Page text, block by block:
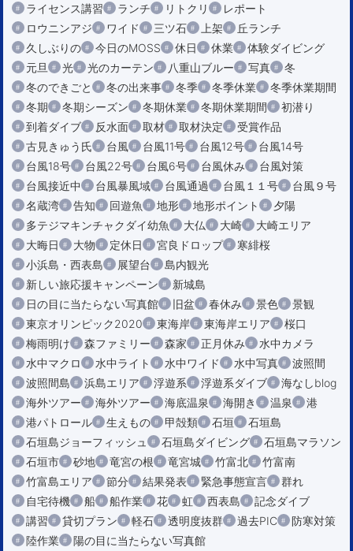
ライセンス講習
ランチ リトクリ
レポート
ロウニンアジ
ワイド 三ツ石 上架
丘ランチ
久しぶりの
今日のMOSS 休日 休業
体験ダイビング
元旦
光 光のカーテン 八重山ブルー 写真
冬
冬のできごと
冬の出来事 冬季 冬季休業
冬季休業期間
冬期
冬期シーズン 冬期休業 冬期休業期間
初潜り
到着ダイブ
反水面 取材 取材決定
受賞作品
古見きゅう氏
台風 台風11号 台風12号
台風14号
台風18号
台風22号 台風6号 台風休み
台風対策
台風接近中
台風暴風域 台風通過 台風１１号
台風９号
名蔵湾
告知 回遊魚 地形 地形ポイント
夕陽
多テジマキンチャクダイ幼魚
大仏 大崎
大崎エリア
大晦日
大物 定休日 宮良ドロップ
寒緋桜
小浜島・西表島
展望台
島内観光
新しい旅応援キャンペーン
新城島
日の目に当たらない写真館
旧盆 春休み 景色
景観
東京オリンピック2020
東海岸 東海岸エリア
桜口
梅雨明け
森ファミリー 森家 正月休み
水中カメラ
水中マクロ
水中ライト 水中ワイド 水中写真
波照間
波照間島
浜島エリア 浮遊系 浮遊系ダイブ
海なしblog
海外ツアー
海外ツアー 海底温泉 海開き 温泉
港
港パトロール
生えもの 甲殻類 石垣
石垣島
石垣島ジョーフィッシュ
石垣島ダイビング
石垣島マラソン
石垣市
砂地 竜宮の根 竜宮城 竹富北
竹富南
竹富島エリア
節分 結果発表 緊急事態宣言
群れ
自宅待機
船 船作業 花 虹 西表島
記念ダイブ
講習
貸切プラン 軽石 透明度抜群 過去PIC
防寒対策
陸作業
陽の目に当たらない写真館